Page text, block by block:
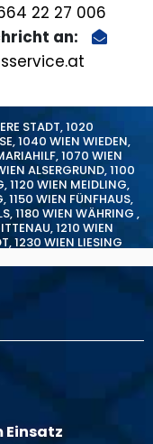
22 27 006
an:
STADT,1020
,1040 WIEN WIEDEN,
,1070 WIEN
ALSERGRUND,1100
,1120 WIEN MEIDLING,
,1150 WIEN FÜNFHAUS,
,1180 WIEN WÄHRING ,
,1210 WIEN
,1230 WIEN LIESING
Einsatz